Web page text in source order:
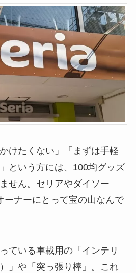
けたくない」「まずは手軽
という方には、100均グッズ
せん。セリアやダイソー
ーナーにとって宝の山なんで
ている車載用の「インテリ
」や「突っ張り棒」。これ